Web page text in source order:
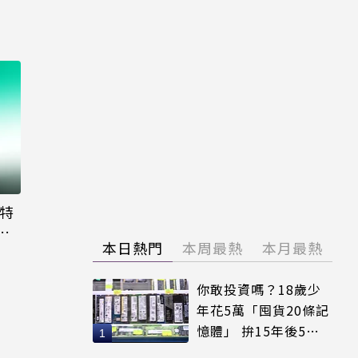
本日熱門 本周最熱 本月最熱
你敢投資嗎？18歲少
年花5萬「囤貨20條記
憶體」 拚15年後5倍